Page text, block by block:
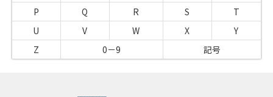
P
Q R S
T
U
V W X
Y
Z
0－9 記号